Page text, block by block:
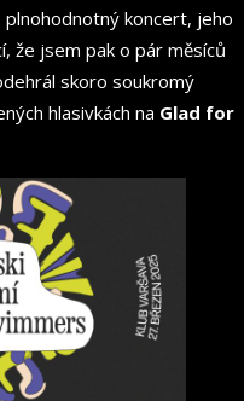
plnohodnotný koncert, jeho
že jsem pak o pár měsíců
skoro soukromý
hlasivkách na Glad for